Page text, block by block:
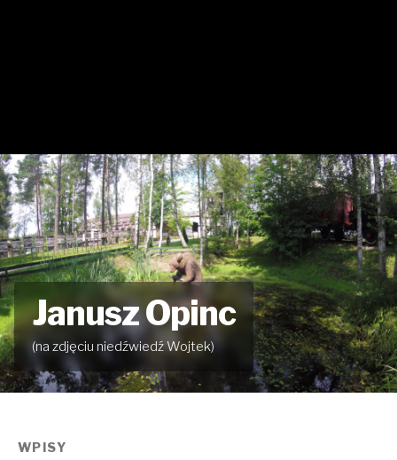
Janusz Opinc
(na zdjęciu niedźwiedź Wojtek)
WPISY